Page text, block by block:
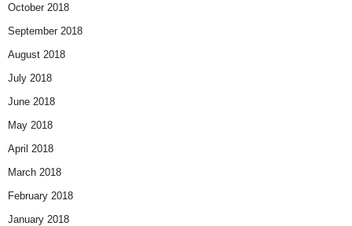
October 2018
September 2018
August 2018
July 2018
June 2018
May 2018
April 2018
March 2018
February 2018
January 2018